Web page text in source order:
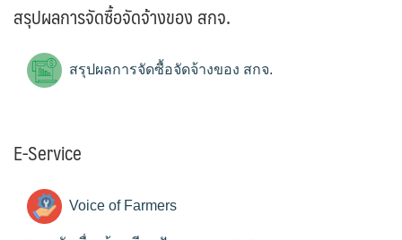
สรุปผลการจัดซื้อจัดจ้างของ สกจ.
สรุปผลการจัดซื้อจัดจ้างของ สกจ.
E-Service
Voice of Farmers